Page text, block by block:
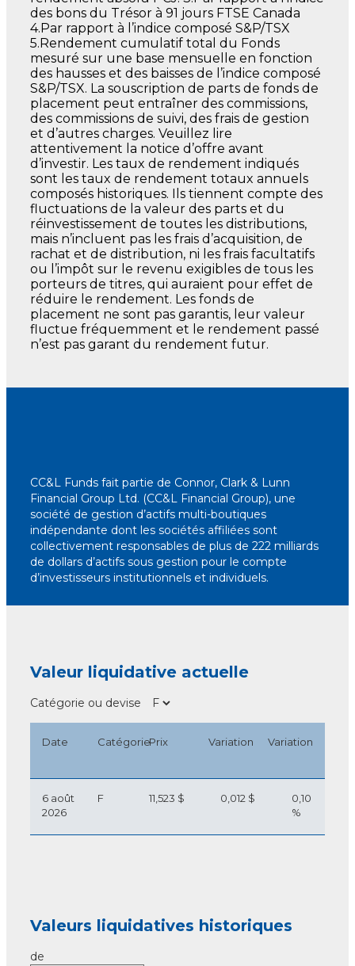
des bons du Trésor à 91 jours FTSE Canada
4.Par rapport à l’indice composé S&P/TSX
5.Rendement cumulatif total du Fonds
mesuré sur une base mensuelle en fonction
des hausses et des baisses de l’indice composé
S&P/TSX. La souscription de parts de fonds de
placement peut entraîner des commissions,
des commissions de suivi, des frais de gestion
et d’autres charges. Veuillez lire
attentivement la notice d’offre avant
d’investir. Les taux de rendement indiqués
sont les taux de rendement totaux annuels
composés historiques. Ils tiennent compte des
fluctuations de la valeur des parts et du
réinvestissement de toutes les distributions,
mais n’incluent pas les frais d’acquisition, de
rachat et de distribution, ni les frais facultatifs
ou l’impôt sur le revenu exigibles de tous les
porteurs de titres, qui auraient pour effet de
réduire le rendement. Les fonds de
placement ne sont pas garantis, leur valeur
fluctue fréquemment et le rendement passé
n’est pas garant du rendement futur.
CC&L Funds fait partie de Connor, Clark & ​​Lunn
Financial Group Ltd. (CC&L Financial Group), une
société de gestion d’actifs multi-boutiques
indépendante dont les sociétés affiliées sont
collectivement responsables de plus de 222 milliards
de dollars d’actifs sous gestion pour le compte
d’investisseurs institutionnels et individuels.
Valeur liquidative actuelle
Catégorie ou devise
Date CatégoriePrix Variation Variation
6 août
2026
F 11,523 $ 0,012 $
0,10
%
Valeurs liquidatives historiques
de